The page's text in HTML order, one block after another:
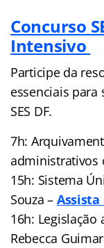
Concurso
Intensivo
Participe da
essenciais para
SES DF.
7h:
administrativos
15h: Sistema
Souza – Assista
16h: Legislação
Rebecca